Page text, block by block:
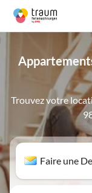
Trouvez votre
Faire une